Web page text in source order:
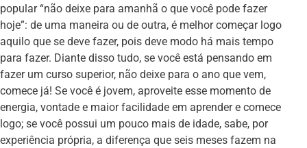
popular “não deixe para amanhã o que você pode fazer
hoje”: de uma maneira ou de outra, é melhor começar logo
aquilo que se deve fazer, pois deve modo há mais tempo
para fazer. Diante disso tudo, se você está pensando em
fazer um curso superior, não deixe para o ano que vem,
comece já! Se você é jovem, aproveite esse momento de
energia, vontade e maior facilidade em aprender e comece
logo; se você possui um pouco mais de idade, sabe, por
experiência própria, a diferença que seis meses fazem na